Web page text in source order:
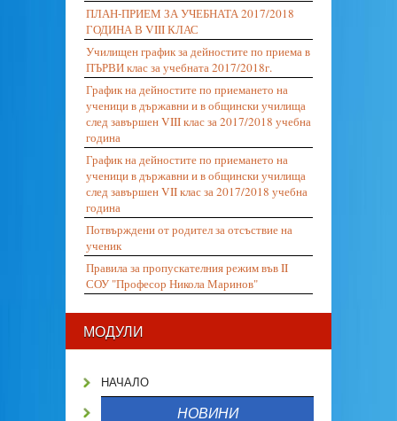
ПЛАН-ПРИЕМ ЗА УЧЕБНАТА 2017/2018
ГОДИНА В VIII КЛАС
Училищен график за дейностите по приема в
ПЪРВИ клас за учебната 2017/2018г.
График на дейностите по приемането на
ученици в държавни и в общински училища
след завършен VIII клас за 2017/2018 учебна
година
График на дейностите по приемането на
ученици в държавни и в общински училища
след завършен VII клас за 2017/2018 учебна
година
Потвърждени от родител за отсъствие на
ученик
Правила за пропускателния режим във II
СОУ "Професор Никола Маринов"
МОДУЛИ
НАЧАЛО
НОВИНИ